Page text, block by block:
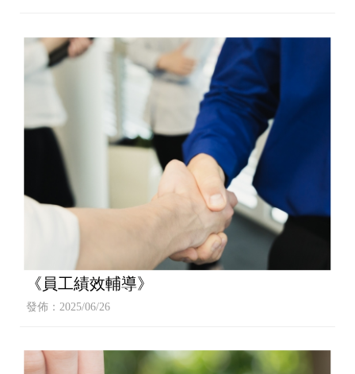
《員工績效輔導》
發佈：2025/06/26